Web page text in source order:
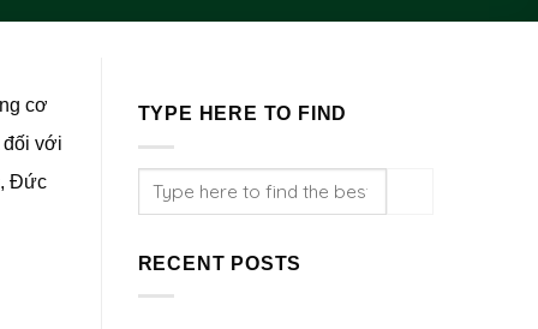
cơ
đối với
Đức
TYPE HERE TO FIND
RECENT POSTS